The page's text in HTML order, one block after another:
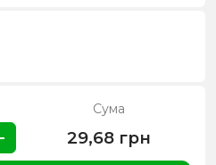
Сума
29,68 грн